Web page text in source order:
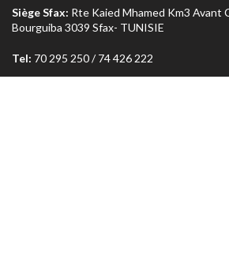
Siège Sfax: Rte Kaied Mhamed Km3 Avant
Bourguiba 3039 Sfax- TUNISIE
Tel: 70 295 250 / 74 426 222